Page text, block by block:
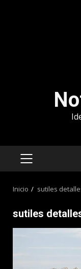
MENÚ
Inicio sutiles
sutiles